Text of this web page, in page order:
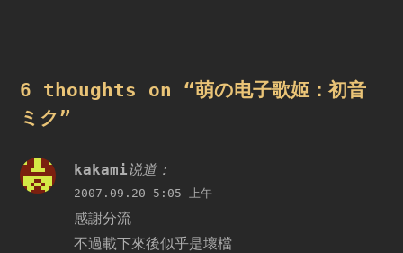
航
6 thoughts on “萌の电子歌姬：初音
ミク”
kakami说道：
2007.09.20 5:05 上午
感謝分流
不過載下來後似乎是壞檔